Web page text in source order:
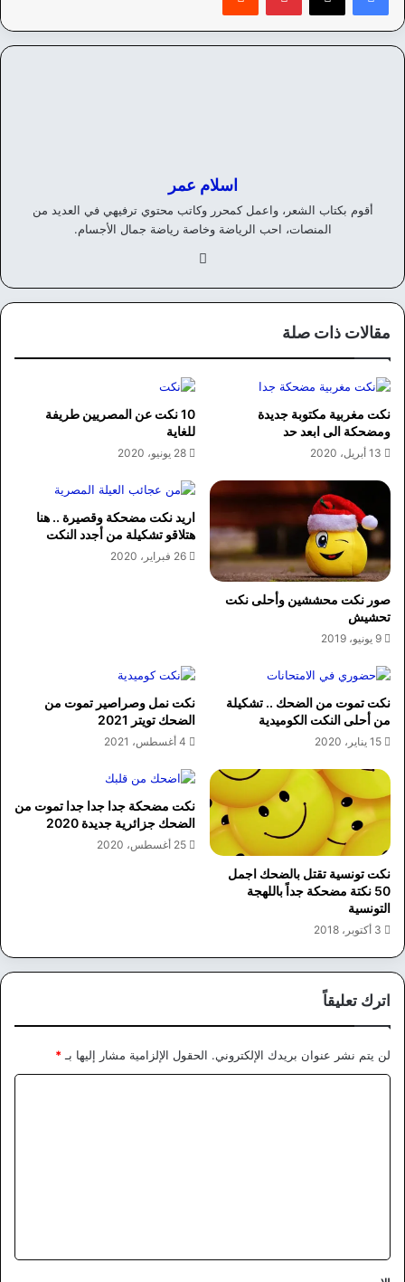
اسلام عمر
أقوم بكتاب الشعر، واعمل كمحرر وكاتب محتوي ترفيهي في العديد من
المنصات، احب الرياضة وخاصة رياضة جمال الأجسام.
وك
مقالات ذات صلة
نكت مغربية مكتوبة جديدة
ومضحكة الى ابعد حد
13 أبريل، 2020
10 نكت عن المصريين طريفة
للغاية
28 يونيو، 2020
صور نكت محششين وأحلى نكت
تحشيش
9 يونيو، 2019
اريد نكت مضحكة وقصيرة .. هنا
هتلاقو تشكيلة من أجدد النكت
26 فبراير، 2020
نكت تموت من الضحك .. تشكيلة
من أحلى النكت الكوميدية
15 يناير، 2020
نكت نمل وصراصير تموت من
الضحك تويتر 2021
4 أغسطس، 2021
نكت تونسية تقتل بالضحك اجمل
50 نكتة مضحكة جداً باللهجة
التونسية
3 أكتوبر، 2018
نكت مضحكة جدا جدا جدا تموت من
الضحك جزائرية جديدة 2020
25 أغسطس، 2020
اترك تعليقاً
لن يتم نشر عنوان بريدك الإلكتروني. الحقول الإلزامية مشار إليها بـ *
*